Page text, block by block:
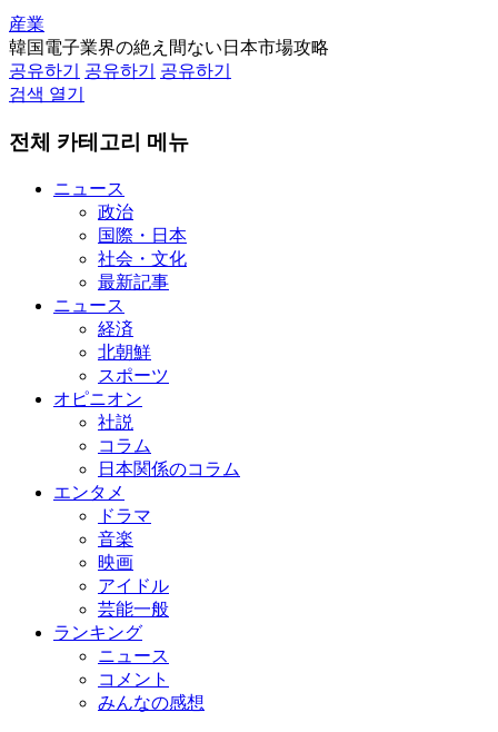
産業
韓国電子業界の絶え間ない日本市場攻略
공유하기
공유하기
공유하기
검색 열기
전체 카테고리 메뉴
ニュース
政治
国際・日本
社会・文化
最新記事
ニュース
経済
北朝鮮
スポーツ
オピニオン
社説
コラム
日本関係のコラム
エンタメ
ドラマ
音楽
映画
アイドル
芸能一般
ランキング
ニュース
コメント
みんなの感想